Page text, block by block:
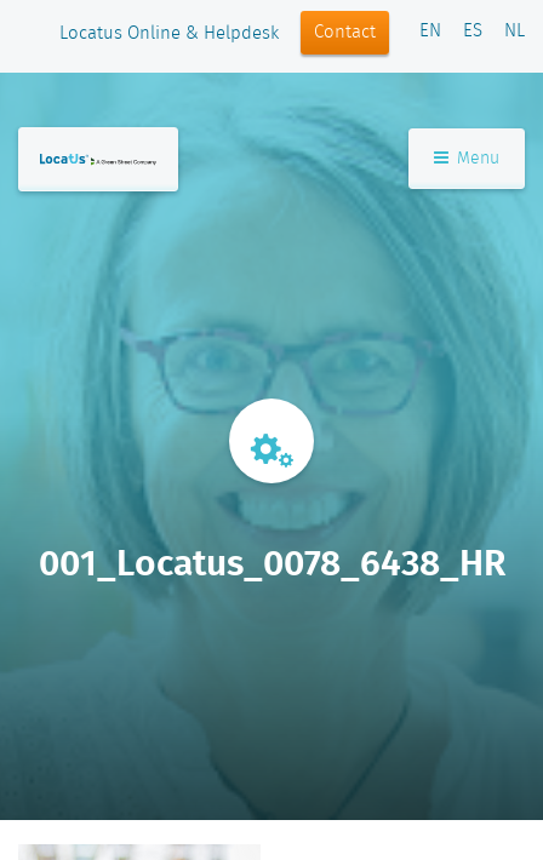
Locatus Online & Helpdesk Contact EN ES NL
Menu
001_Locatus_0078_6438_HR